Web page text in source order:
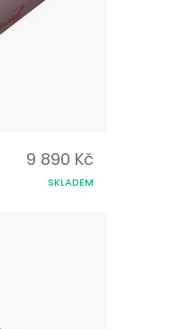
9 890 Kč
SKLADEM